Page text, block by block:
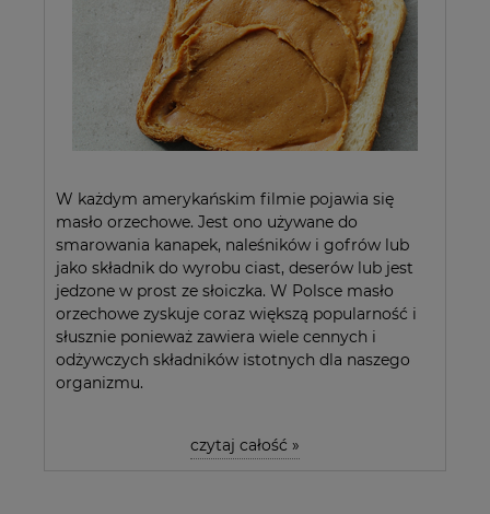
W każdym amerykańskim filmie pojawia się
masło orzechowe. Jest ono używane do
smarowania kanapek, naleśników i gofrów lub
jako składnik do wyrobu ciast, deserów lub jest
jedzone w prost ze słoiczka. W Polsce masło
orzechowe zyskuje coraz większą popularność i
słusznie ponieważ zawiera wiele cennych i
odżywczych składników istotnych dla naszego
organizmu.
czytaj całość »